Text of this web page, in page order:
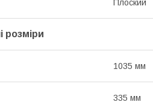
Плоский
розміри
1035 мм
335 мм